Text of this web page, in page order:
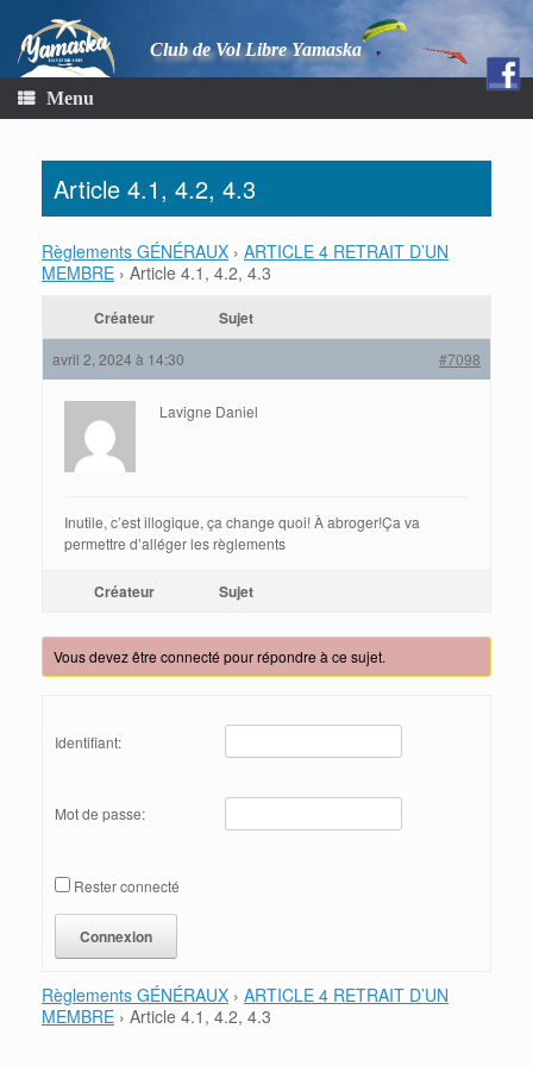
Club de Vol Libre Yamaska
Menu
Article 4.1, 4.2, 4.3
Règlements GÉNÉRAUX › ARTICLE 4 RETRAIT D’UN
MEMBRE › Article 4.1, 4.2, 4.3
Créateur Sujet
avril 2, 2024 à 14:30 #7098
Lavigne Daniel
Inutile, c’est illogique, ça change quoi! À abroger!Ça va
permettre d’alléger les règlements
Créateur Sujet
Vous devez être connecté pour répondre à ce sujet.
Identifiant:
Mot de passe:
Rester connecté
Connexion
Règlements GÉNÉRAUX › ARTICLE 4 RETRAIT D’UN
MEMBRE › Article 4.1, 4.2, 4.3